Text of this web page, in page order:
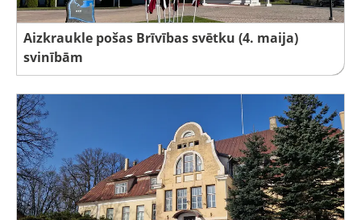
Aizkraukle pošas Brīvības svētku (4. maija)
svinībām